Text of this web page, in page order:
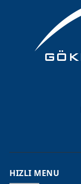
HIZLI MENU